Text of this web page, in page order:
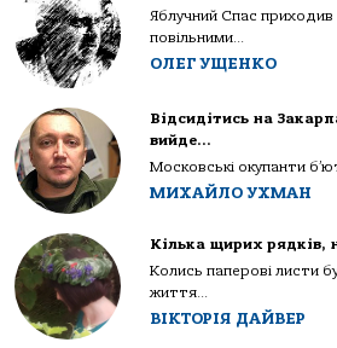
Яблучний Спас приходив
повільними...
ОЛЕГ УЩЕНКО
Відсидітись на
вийде…
Московські окупанти
МИХАЙЛО УХМАН
Кілька щирих рядків,
Колись паперові листи
життя...
ВІКТОРІЯ ДАЙВЕР